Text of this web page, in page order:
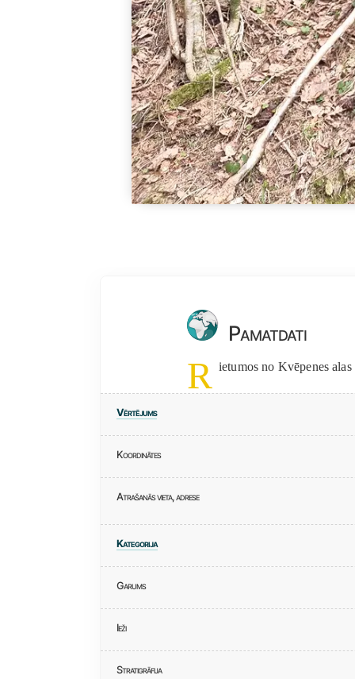
Pamatdati
R ietumos no Kvēpenes
Vērtējums
Koordinātes
Atrašanās vieta, adrese
Kategorija
Garums
Ieži
Stratigrāfija